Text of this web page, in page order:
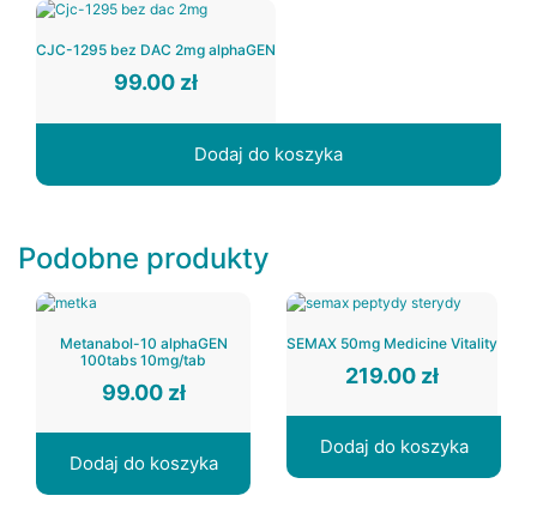
CJC-1295 bez DAC 2mg alphaGEN
99.00 zł
Dodaj do koszyka
Podobne produkty
Metanabol-10 alphaGEN
100tabs 10mg/tab
99.00 zł
Dodaj do koszyka
SEMAX 50mg Medicine Vitality
219.00 zł
Dodaj do koszyka